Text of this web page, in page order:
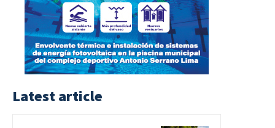
Latest article